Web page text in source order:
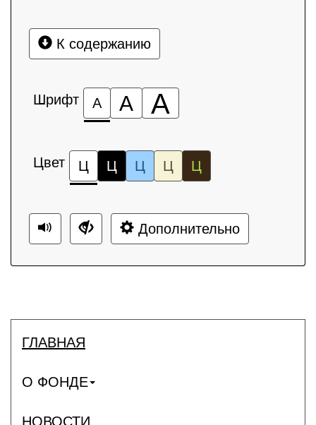
К содержанию
Шрифт А А А
Цвет Ц Ц Ц Ц Ц
Дополнительно
ГЛАВНАЯ
О ФОНДЕ
НОВОСТИ